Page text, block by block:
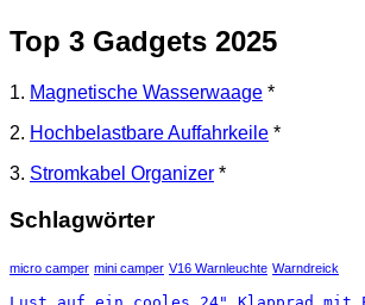
Top 3 Gadgets 2025
1. Magnetische Wasserwaage *
2. Hochbelastbare Auffahrkeile *
3. Stromkabel Organizer *
Schlagwörter
micro camper mini camper V16 Warnleuchte Warndreick